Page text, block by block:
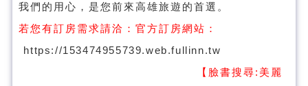
我們的用心，是您前來高雄旅遊的首選。
若您有訂房需求請洽： 官方訂房網站：
https://153474955739.web.fullinn.tw
【臉書搜尋: 美麗